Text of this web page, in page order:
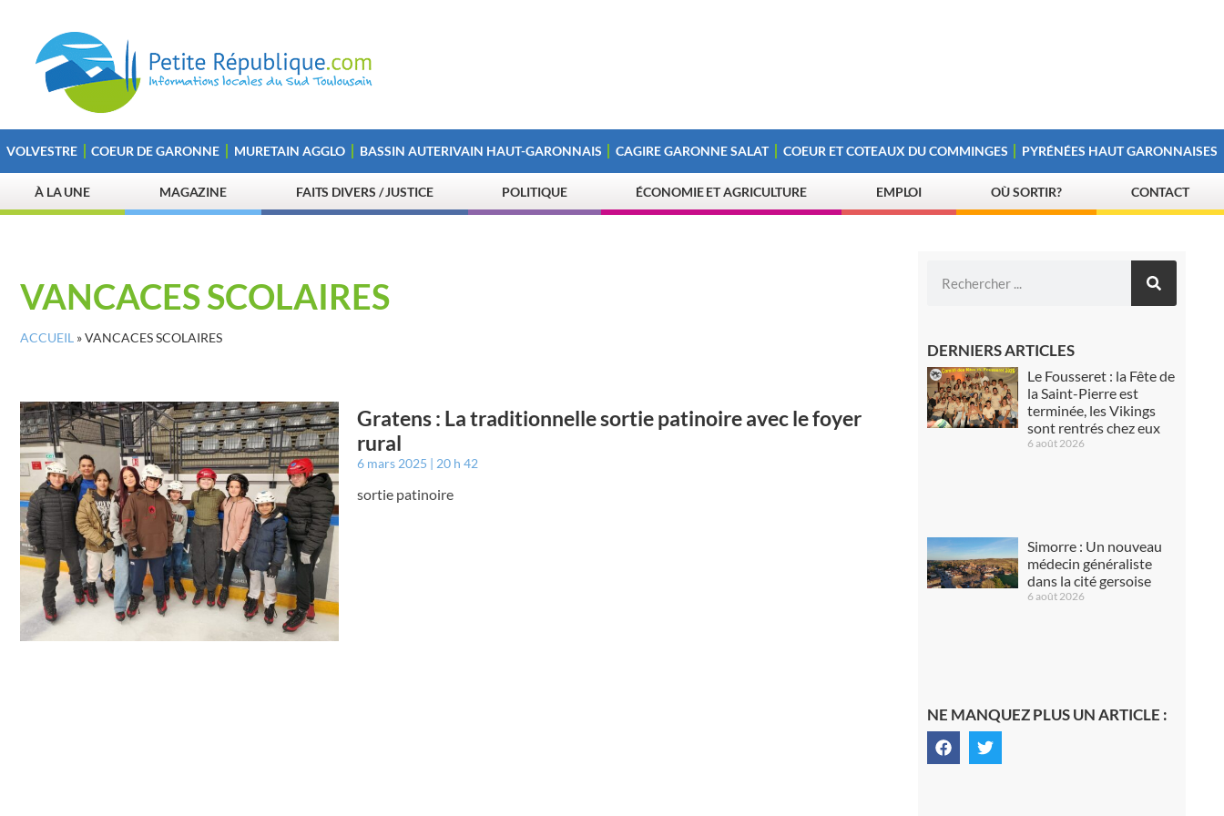
VOLVESTRE COEUR DE GARONNE MURETAIN AGGLO BASSIN AUTERIVAIN HAUT-GARONNAIS CAGIRE GARONNE SALAT COEUR ET COTEAUX DU COMMINGES PYRÉNÉES HAUT GARONNAISES
À LA UNE MAGAZINE FAITS DIVERS / JUSTICE POLITIQUE ÉCONOMIE ET AGRICULTURE EMPLOI OÙ SORTIR? CONTACT
VANCACES SCOLAIRES
ACCUEIL »VANCACES SCOLAIRES
Gratens : La traditionnelle sortie patinoire avec le foyer
rural
6 mars 2025 20 h 42
sortie patinoire
DERNIERS ARTICLES
Le Fousseret : la Fête de
la Saint-Pierre est
terminée, les Vikings
sont rentrés chez eux
6 août 2026
Simorre : Un nouveau
médecin généraliste
dans la cité gersoise
6 août 2026
NE MANQUEZ PLUS UN ARTICLE :